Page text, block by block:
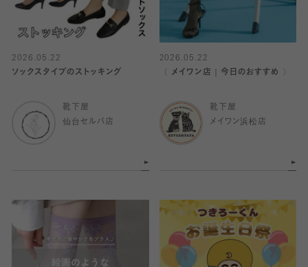
2026.05.22
ソックスタイプのストッキング
靴下屋
仙台セルバ店
2026.05.22
〈 メイワン店｜今日のおすすめ 〉
靴下屋
メイワン浜松店